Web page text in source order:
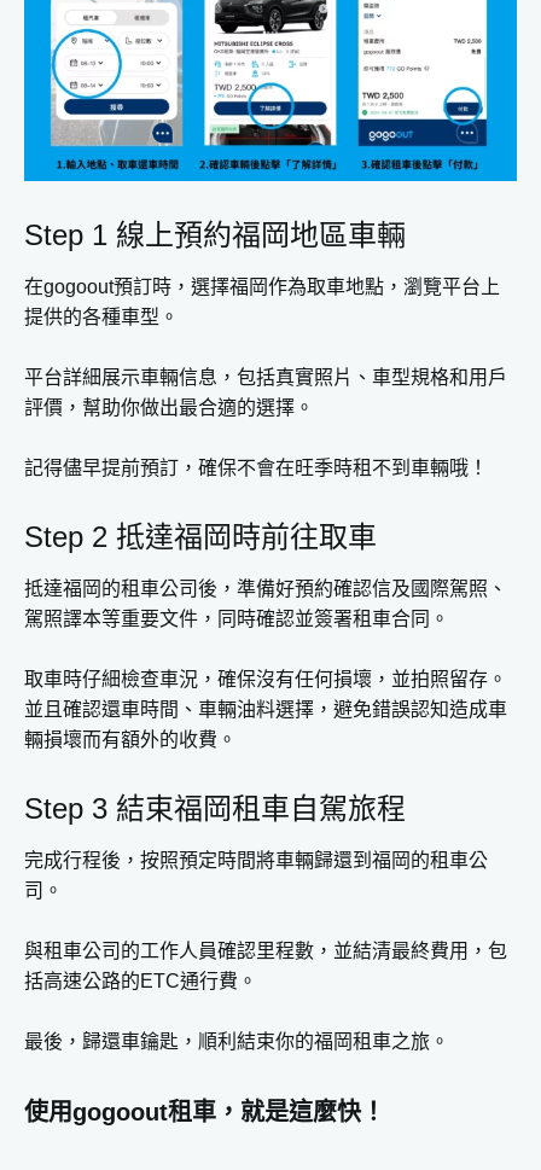
Step 1 線上預約福岡地區車輛
在gogoout預訂時，選擇福岡作為取車地點，瀏覽平台上
提供的各種車型。
平台詳細展示車輛信息，包括真實照片、車型規格和用戶
評價，幫助你做出最合適的選擇。
記得儘早提前預訂，確保不會在旺季時租不到車輛哦！
Step 2 抵達福岡時前往取車
抵達福岡的租車公司後，準備好預約確認信及國際駕照、
駕照譯本等重要文件，同時確認並簽署租車合同。
取車時仔細檢查車況，確保沒有任何損壞，並拍照留存。
並且確認還車時間、車輛油料選擇，避免錯誤認知造成車
輛損壞而有額外的收費。
Step 3 結束福岡租車自駕旅程
完成行程後，按照預定時間將車輛歸還到福岡的租車公
司。
與租車公司的工作人員確認里程數，並結清最終費用，包
括高速公路的ETC通行費。
最後，歸還車鑰匙，順利結束你的福岡租車之旅。
使用gogoout租車，就是這麼快！